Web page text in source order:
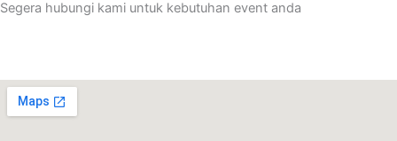
Segera hubungi kami untuk kebutuhan event anda